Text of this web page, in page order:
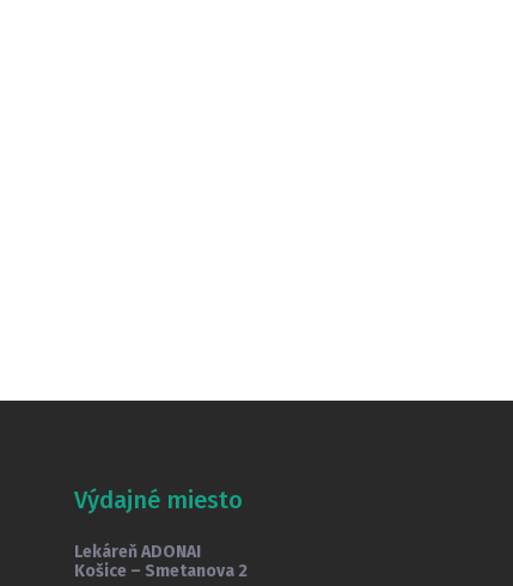
Výdajné miesto
Lekáreň ADONAI
Košice – Smetanova 2